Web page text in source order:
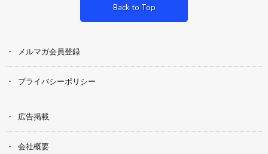
Back to Top
メルマガ会員登録
プライバシーポリシー
広告掲載
会社概要